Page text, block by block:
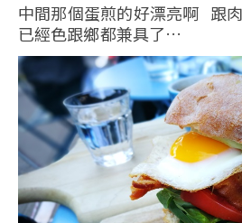
中間那個蛋煎的好漂亮啊 跟
已經色跟鄉都兼具了…